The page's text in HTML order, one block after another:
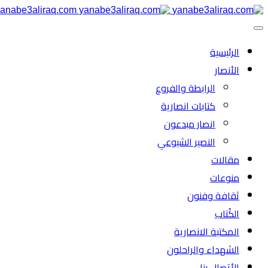
الرئیسية
الأنصار
الرابطة والفروع
كتابات انصارية
انصار مبدعون
النصیر الشیوعي
مقالات
منوعات
ثقافة وفنون
الكُتاب
المكتبة الانصارية
الشهداء والراحلون